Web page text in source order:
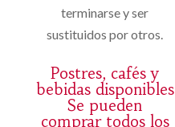
terminarse y ser
sustituidos por otros.
Postres, cafés y
bebidas disponibles
Se pueden
comprar todos los